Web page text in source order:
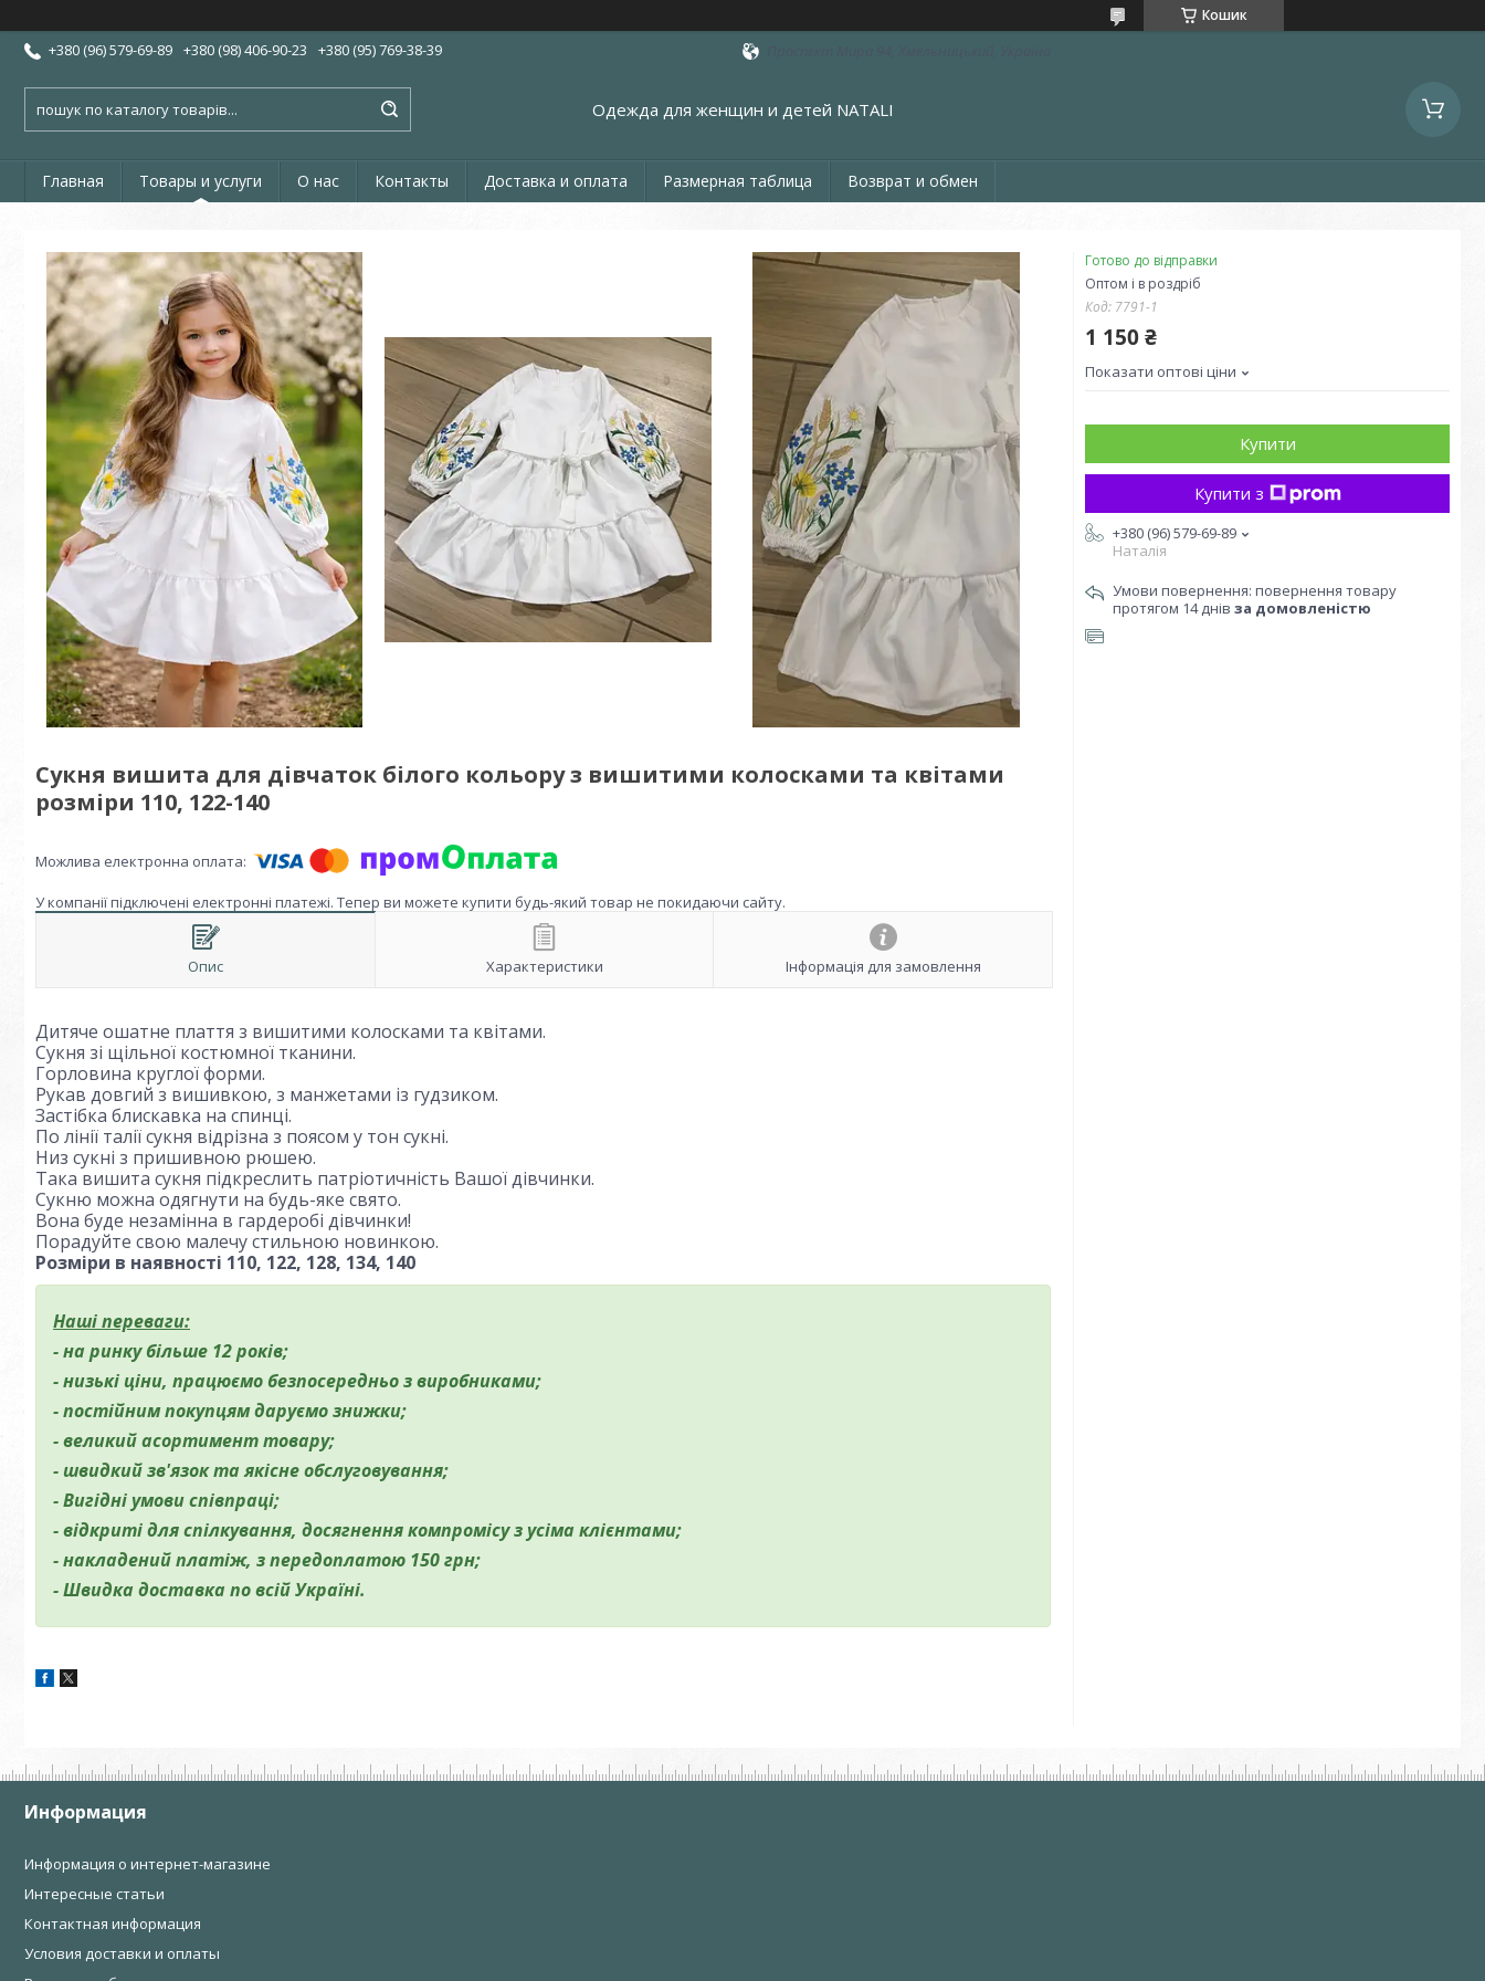
Кошик
+380 (96) 579-69-89 +380 (98) 406-90-23 +380 (95) 769-38-39
Одежда для женщин и детей NATALI
Главная Товары и услуги О нас Контакты Доставка и оплата Размерная таблица Возврат и обмен
Сукня вишита для дівчаток білого кольору з вишитими колосками та квітами
розміри 110, 122-140
У компанії підключені електронні платежі. Тепер ви можете купити будь-який товар не покидаючи сайту.
Опис Характеристики Інформація для замовлення
Дитяче ошатне плаття з вишитими колосками та квітами.
Сукня зі щільної костюмної тканини.
Горловина круглої форми.
Рукав довгий з вишивкою, з манжетами із гудзиком.
Застібка блискавка на спинці.
По лінії талії сукня відрізна з поясом у тон сукні.
Низ сукні з пришивною рюшею.
Така вишита сукня підкреслить патріотичність Вашої дівчинки.
Сукню можна одягнути на будь-яке свято.
Вона буде незамінна в гардеробі дівчинки!
Порадуйте свою малечу стильною новинкою.
Розміри в наявності 110, 122, 128, 134, 140
Наші переваги:
- на ринку більше 12 років;
- низькі ціни, працюємо безпосередньо з виробниками;
- постійним покупцям даруємо знижки;
- великий асортимент товару;
- швидкий зв'язок та якісне обслуговування;
- Вигідні умови співпраці;
- відкриті для спілкування, досягнення компромісу з усіма клієнтами;
- накладений платіж, з передоплатою 150 грн;
- Швидка доставка по всій Україні.
Готово до відправки
Оптом і в роздріб
Код: 7791-1
1 150 ₴
Показати оптові ціни
Купити
Купити з
+380 (96) 579-69-89
Наталія
повернення товару
протягом 14 днів за домовленістю
Информация
Информация о интернет-магазине
Интересные статьи
Контактная информация
Условия доставки и оплаты